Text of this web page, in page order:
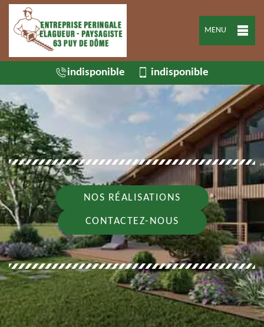
MENU
indisponible indisponible
NOS RÉALISATIONS
CONTACTEZ-NOUS